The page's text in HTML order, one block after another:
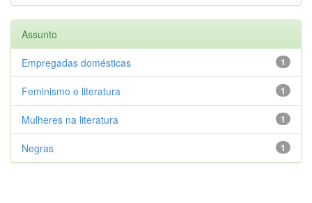
Assunto
1
Empregadas domésticas
1
Feminismo e literatura
1
Mulheres na literatura
1
Negras